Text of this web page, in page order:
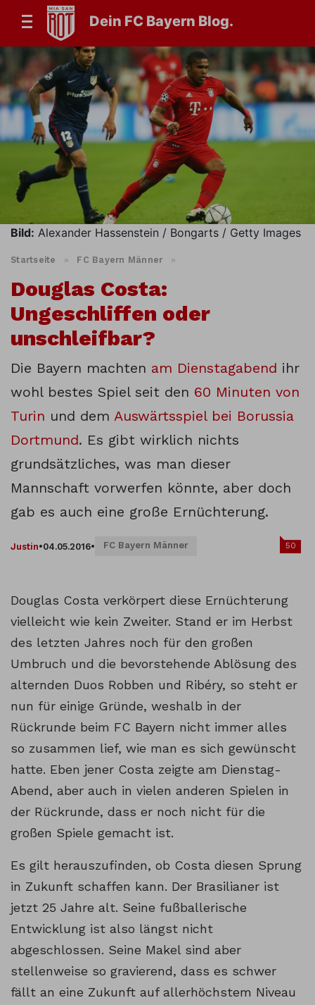
Dein FC Bayern Blog.
Bild: Alexander Hassenstein / Bongarts / Getty Images
Startseite » FC Bayern Männer »
Douglas Costa:
Ungeschliffen oder
unschleifbar?
Die Bayern machten am Dienstagabend ihr
wohl bestes Spiel seit den 60 Minuten von
Turin und dem Auswärtsspiel bei Borussia
Dortmund. Es gibt wirklich nichts
grundsätzliches, was man dieser
Mannschaft vorwerfen könnte, aber doch
gab es auch eine große Ernüchterung.
Justin•04.05.2016• FC Bayern Männer 50
Douglas Costa verkörpert diese Ernüchterung
vielleicht wie kein Zweiter. Stand er im Herbst
des letzten Jahres noch für den großen
Umbruch und die bevorstehende Ablösung des
alternden Duos Robben und Ribéry, so steht er
nun für einige Gründe, weshalb in der
Rückrunde beim FC Bayern nicht immer alles
so zusammen lief, wie man es sich gewünscht
hatte. Eben jener Costa zeigte am Dienstag-
Abend, aber auch in vielen anderen Spielen in
der Rückrunde, dass er noch nicht für die
großen Spiele gemacht ist.
Es gilt herauszufinden, ob Costa diesen Sprung
in Zukunft schaffen kann. Der Brasilianer ist
jetzt 25 Jahre alt. Seine fußballerische
Entwicklung ist also längst nicht
abgeschlossen. Seine Makel sind aber
stellenweise so gravierend, dass es schwer
fällt an eine Zukunft auf allerhöchstem Niveau